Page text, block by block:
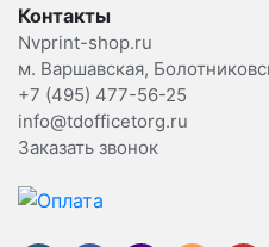
Контакты
Nvprint-shop.ru
м. Варшавская,
+7 (495) 477-56-25
info@tdofficetorg.ru
Заказать звонок